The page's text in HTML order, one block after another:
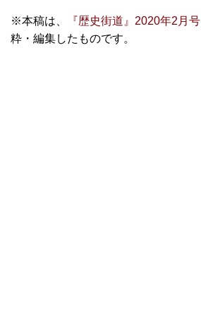
※本稿は、 『歴史街道』2020年2月号
粋・編集したものです。